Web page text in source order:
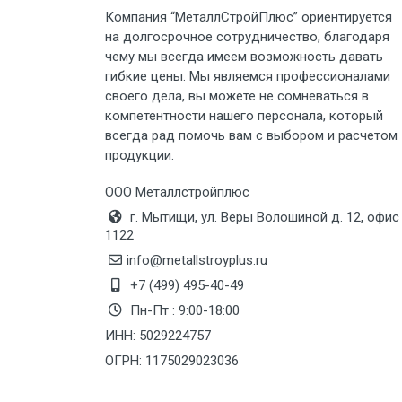
Груз до 6 м, вес до 3 тн
Груз до 6 м, вес до 5 тн
Груз до 6 м, вес до 8 тн
Груз до 6 м, вес до 10 тн
Груз до 12 м, вес до 20 тн
Манипулятор до 6 м, вес до 8 тн
Компания “МеталлСтройПлюс” ориентируется
на долгосрочное сотрудничество, благодаря
чему мы всегда имеем возможность давать
гибкие цены. Мы являемся профессионалами
своего дела, вы можете не сомневаться в
компетентности нашего персонала, который
всегда рад помочь вам с выбором и расчетом
продукции.
ООО Металлстройплюс
г. Мытищи, ул. Веры Волошиной д. 12, офис
1122
info@metallstroyplus.ru
+7 (499) 495-40-49
Пн-Пт : 9:00-18:00
ИНН: 5029224757
ОГРН: 1175029023036